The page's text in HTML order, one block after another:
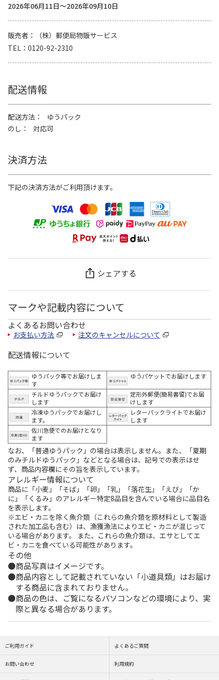
2026年06月11日～2026年09月10日
販売者
（株）郵便局物販サービス
TEL
0120-92-2310
配送情報
配送方法
ゆうパック
のし
対応可
決済方法
下記の決済方法がご利用頂けます。
シェアする
マークや記載内容について
よくあるお問い合わせ
お支払い方法 注文のキャンセルについて
配送情報について
ゆうパック等でお届けしま
す
ゆうパケットでお届けします
チルドゆうパックでお届け
します
定形外郵便(簡易書留)でお届
けします
冷凍ゆうパックでお届けし
ます。
レターパックライトでお届け
します
佐川急便でのお届けとなり
ます
なお、「普通ゆうパック」の場合は表示しません。また、「夏期
のみチルドゆうパック」などとなる場合は、記号での表示はせ
ず、商品内容欄にその旨を表示しています。
アレルギー情報について
商品に「小麦」「そば」「卵」「乳」「落花生」「えび」「か
に」「くるみ」のアレルギー特定8品目を含んでいる場合に品目名
を表示します。
※エビ・カニを除く魚介類（これらの魚介類を原材料として製造
された加工品も含む）は、漁獲漁法によりエビ・カニが混じって
いる場合があります。 また、これらの魚介類は、エサとしてエ
ビ・カニを食べている可能性があります。
その他
商品写真はイメージです。
商品内容として記載されていない「小道具類」はお届け
する商品に含まれておりません。
商品の色は、ご覧になるパソコンなどの環境により、実
際と異なる場合があります。
ご利用ガイド よくあるご質問
お問い合わせ 利用規約